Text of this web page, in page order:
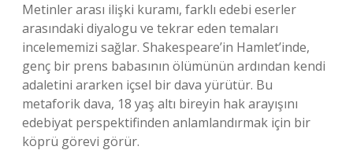
Metinler arası ilişki kuramı, farklı edebi eserler
arasındaki diyalogu ve tekrar eden temaları
incelememizi sağlar. Shakespeare’in Hamlet’inde,
genç bir prens babasının ölümünün ardından kendi
adaletini ararken içsel bir dava yürütür. Bu
metaforik dava, 18 yaş altı bireyin hak arayışını
edebiyat perspektifinden anlamlandırmak için bir
köprü görevi görür.